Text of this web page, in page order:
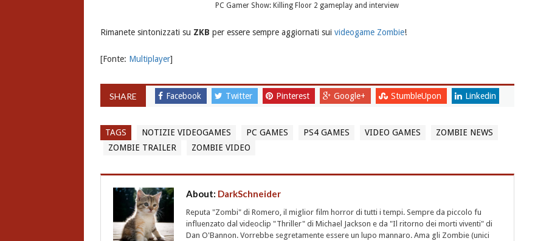
PC Gamer Show: Killing Floor 2 gameplay and interview
Rimanete sintonizzati su ZKB per essere sempre aggiornati sui videogame Zombie!
[Fonte: Multiplayer]
SHARE Facebook Twitter Pinterest Google+ StumbleUpon Linkedin
TAGS NOTIZIE VIDEOGAMES PC GAMES PS4 GAMES VIDEO GAMES
ZOMBIE NEWS
ZOMBIE TRAILER
ZOMBIE VIDEO
About: DarkSchneider
Reputa "Zombi" di Romero, il miglior film horror di tutti i tempi. Sempre da piccolo fu
influenzato dal videoclip "Thriller" di Michael Jackson e da "Il ritorno dei morti viventi" di
Dan O'Bannon. Vorrebbe segretamente essere un lupo mannaro. Ama gli Zombie (unici